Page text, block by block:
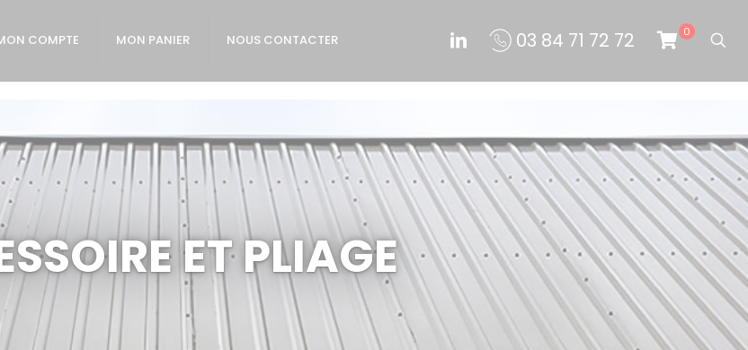
COMPTE MON PANIER NOUS CONTACTER 03 84 71 72 72 0
ET PLIAGE